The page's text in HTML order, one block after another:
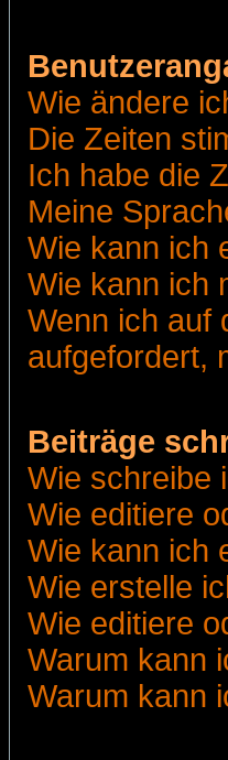
Wie ändere
Die Zeiten
Ich habe die
Meine
Wie kann ich
Wie kann ich
Wenn ich auf
aufgefordert,
Beiträge
Wie schreibe
Wie editiere
Wie kann ich
Wie erstelle
Wie editiere
Warum kann
Warum kann